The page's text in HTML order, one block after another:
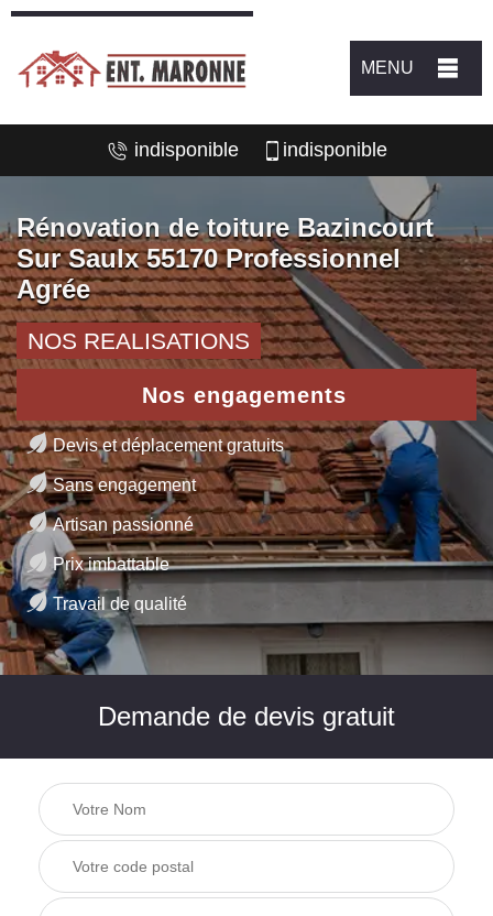
MENU
indisponible indisponible
Rénovation de toiture Bazincourt
Sur Saulx 55170 Professionnel
Agrée
NOS REALISATIONS
Nos engagements
Devis et déplacement gratuits
Sans engagement
Artisan passionné
Prix imbattable
Travail de qualité
Demande de devis gratuit